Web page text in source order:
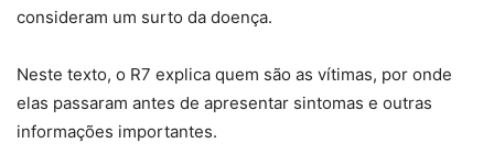
consideram um surto da doença.
Neste texto, o R7 explica quem são as vítimas, por onde
elas passaram antes de apresentar sintomas e outras
informações importantes.